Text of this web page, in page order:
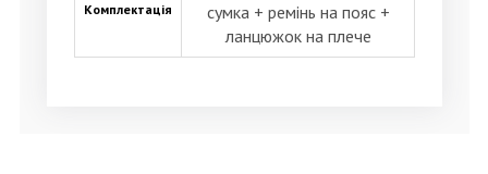
Комплектація
сумка + ремінь на пояс +
ланцюжок на плече